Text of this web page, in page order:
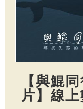
【與鯤
片】線